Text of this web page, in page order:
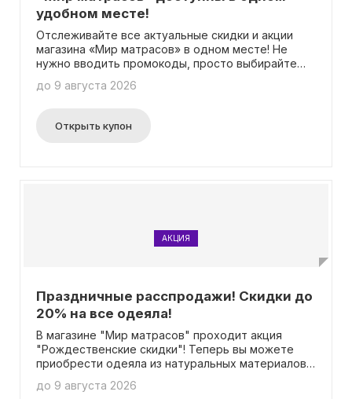
удобном месте!
Отслеживайте все актуальные скидки и акции
магазина «Мир матрасов» в одном месте! Не
нужно вводить промокоды, просто выбирайте
обновлениями!
до 9 августа 2026
Открыть купон
АКЦИЯ
Праздничные расспродажи! Скидки до
20% на все одеяла!
В магазине "Мир матрасов" проходит акция
"Рождественские скидки"! Теперь вы можете
приобрести одеяла из натуральных материалов
и бамбука доступны со скидкой 20%, а одеяла из
до 9 августа 2026